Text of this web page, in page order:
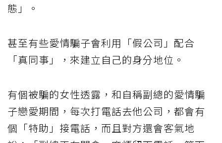
態」。
甚至有些愛情騙子會利用「假公司」配合
「真同事」，來建立自己的身分地位。
有個被騙的女性透露，和自稱副總的愛情騙
子戀愛期間，每次打電話去他公司，都會有
個「特助」接電話，而且對方還會客氣地